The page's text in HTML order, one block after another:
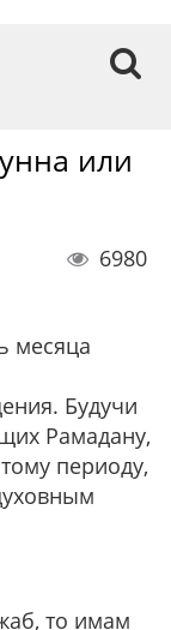
или
6980
месяца
Будучи
Рамадану,
периоду,
то имам